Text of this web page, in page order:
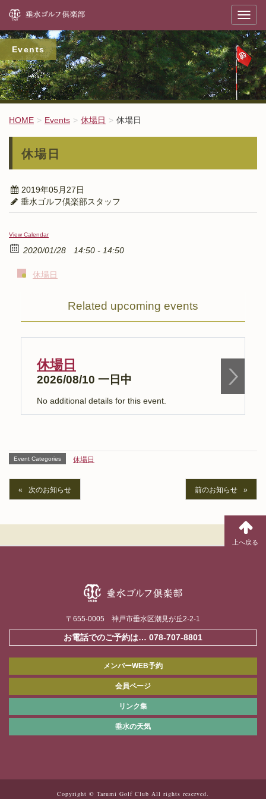
T
g
g
l
e
n
a
v
i
a
n
垂
Events
HOME Events 休場日 休場日
休場日
2019年05月27日
垂水ゴルフ倶楽部スタッフ
View Calendar
2020/01/28 14:50 - 14:50
休場日
Related upcoming events
休場日
2026/08/10 一日中
No additional details for this event.
Event Categories 休場日
次のお知らせ 前のお知らせ
〒655-0005 神戸市垂水区潮見が丘2-2-1
お電話でのご予約は… 078-707-8801
メンバーWEB予約
会員ページ
リンク集
垂水の天気
Copyright © Tarumi Golf Club All rights reserved.